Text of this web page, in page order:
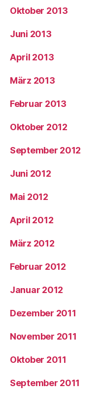
Oktober 2013
Juni 2013
April 2013
März 2013
Februar 2013
Oktober 2012
September 2012
Juni 2012
Mai 2012
April 2012
März 2012
Februar 2012
Januar 2012
Dezember 2011
November 2011
Oktober 2011
September 2011